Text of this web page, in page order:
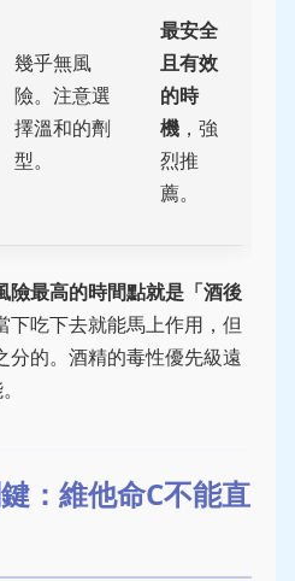
幾乎無風
險。注意選
擇溫和的劑
型。
最安全
且有效
的時
機 ，強
烈推
薦。
險最高的時間點就是「酒後
下吃下去就能馬上作用，但
分的。酒精的毒性優先級遠
：維他命C不能直